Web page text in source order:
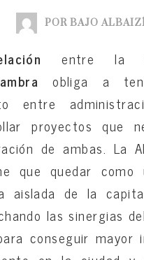
POR BAJO
entre la
obliga a
entre
proyectos que
de ambas. La
que quedar como
aislada de la
las sinergias
conseguir mayor